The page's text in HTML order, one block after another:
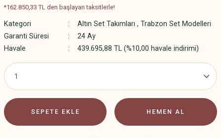
*162.850,33 TL den başlayan taksitlerle!
Kategori Altın Set Takımları , Trabzon Set Modelleri
Garanti Süresi
24 Ay
Havale
439.695,88 TL (%10,00 havale indirimi)
SEPETE EKLE HEMEN AL